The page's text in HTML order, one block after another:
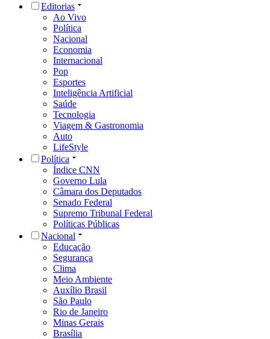
Editorias
Ao Vivo
Política
Nacional
Economia
Internacional
Pop
Esportes
Inteligência Artificial
Saúde
Tecnologia
Viagem & Gastronomia
Auto
LifeStyle
Política
Índice CNN
Governo Lula
Câmara dos Deputados
Senado Federal
Supremo Tribunal Federal
Políticas Públicas
Nacional
Educação
Segurança
Clima
Meio Ambiente
Auxílio Brasil
São Paulo
Rio de Janeiro
Minas Gerais
Brasília